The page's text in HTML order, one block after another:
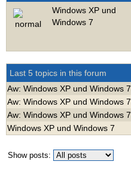
Windows XP und
Windows 7
Last 5 topics in this forum
Aw: Windows XP und Windows 7
Aw: Windows XP und Windows 7
Aw: Windows XP und Windows 7
Windows XP und Windows 7
Show posts: